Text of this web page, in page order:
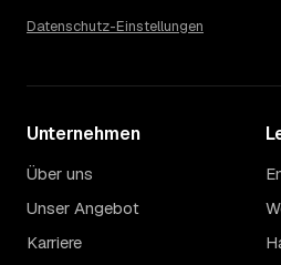
Datenschutz-Einstellungen
Unternehmen
Über uns
Unser Angebot
Karriere